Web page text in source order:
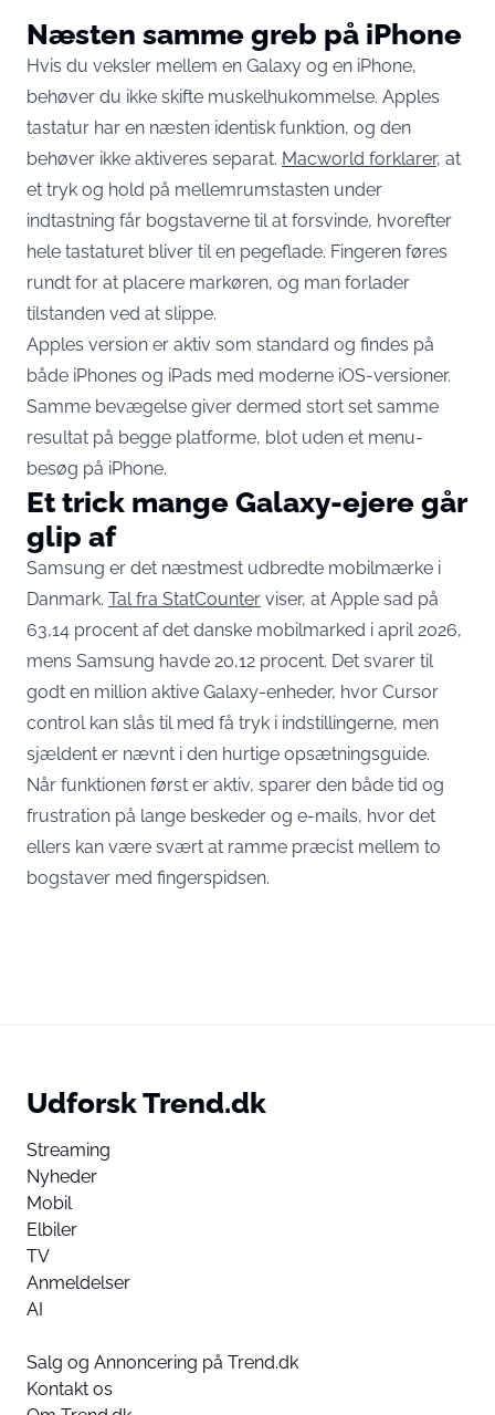
Næsten samme greb på iPhone
Hvis du veksler mellem en Galaxy og en iPhone,
behøver du ikke skifte muskelhukommelse. Apples
tastatur har en næsten identisk funktion, og den
behøver ikke aktiveres separat. Macworld forklarer, at
et tryk og hold på mellemrumstasten under
indtastning får bogstaverne til at forsvinde, hvorefter
hele tastaturet bliver til en pegeflade. Fingeren føres
rundt for at placere markøren, og man forlader
tilstanden ved at slippe.
Apples version er aktiv som standard og findes på
både iPhones og iPads med moderne iOS-versioner.
Samme bevægelse giver dermed stort set samme
resultat på begge platforme, blot uden et menu-
besøg på iPhone.
Et trick mange Galaxy-ejere går
glip af
Samsung er det næstmest udbredte mobilmærke i
Danmark. Tal fra StatCounter viser, at Apple sad på
63,14 procent af det danske mobilmarked i april 2026,
mens Samsung havde 20,12 procent. Det svarer til
godt en million aktive Galaxy-enheder, hvor Cursor
control kan slås til med få tryk i indstillingerne, men
sjældent er nævnt i den hurtige opsætningsguide.
Når funktionen først er aktiv, sparer den både tid og
frustration på lange beskeder og e-mails, hvor det
ellers kan være svært at ramme præcist mellem to
bogstaver med fingerspidsen.
Udforsk Trend.dk
Streaming
Nyheder
Mobil
Elbiler
TV
Anmeldelser
AI
Salg og Annoncering på Trend.dk
Kontakt os